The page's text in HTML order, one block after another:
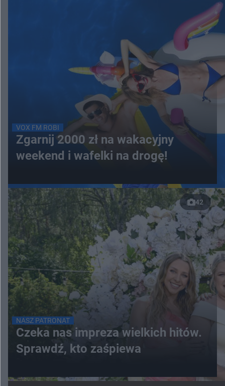
VOX FM ROBI
Zgarnij 2000 zł na wakacyjny
weekend i wafelki na drogę!
42
NASZ PATRONAT
Czeka nas impreza wielkich hitów.
Sprawdź, kto zaśpiewa